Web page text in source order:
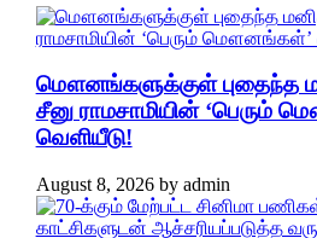
மௌனங்களுக்குள் புதைந்த
சீனு ராமசாமியின் ‘பெரும்
வெளியீடு!
August 8, 2026by admin